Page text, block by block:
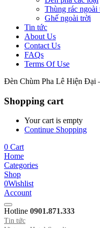
Thùng rác ngoài
Ghế ngoài trời
Tin tức
About Us
Contact Us
FAQs
Terms Of Use
Đèn Chùm Pha Lê Hiện Đại
Shopping cart
Your cart is empty
Continue Shopping
0 Cart
Home
Categories
Shop
0Wishlist
Account
Hotline 0901.871.333
Tin tức